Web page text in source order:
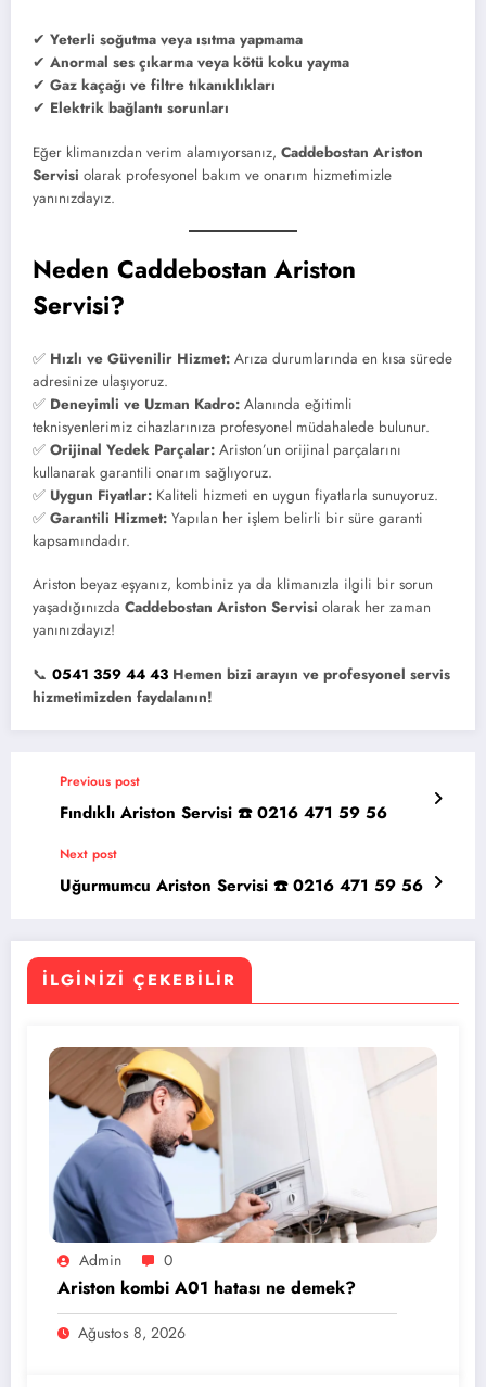
✔ Yeterli soğutma veya ısıtma yapmama
✔ Anormal ses çıkarma veya kötü koku yayma
✔ Gaz kaçağı ve filtre tıkanıklıkları
✔ Elektrik bağlantı sorunları
Eğer klimanızdan verim alamıyorsanız, Caddebostan Ariston
Servisi olarak profesyonel bakım ve onarım hizmetimizle
yanınızdayız.
Neden Caddebostan Ariston
Servisi?
✅ Hızlı ve Güvenilir Hizmet: Arıza durumlarında en kısa sürede
adresinize ulaşıyoruz.
✅ Deneyimli ve Uzman Kadro: Alanında eğitimli
teknisyenlerimiz cihazlarınıza profesyonel müdahalede bulunur.
✅ Orijinal Yedek Parçalar: Ariston’un orijinal parçalarını
kullanarak garantili onarım sağlıyoruz.
✅ Uygun Fiyatlar: Kaliteli hizmeti en uygun fiyatlarla sunuyoruz.
✅ Garantili Hizmet: Yapılan her işlem belirli bir süre garanti
kapsamındadır.
Ariston beyaz eşyanız, kombiniz ya da klimanızla ilgili bir sorun
yaşadığınızda Caddebostan Ariston Servisi olarak her zaman
yanınızdayız!
📞 0541 359 44 43 Hemen bizi arayın ve profesyonel servis
hizmetimizden faydalanın!
Previous post
Fındıklı Ariston Servisi ☎️ 0216 471 59 56
Next post
Uğurmumcu Ariston Servisi ☎️ 0216 471 59 56
İLGINIZI ÇEKEBILIR
Admin 0
Ariston kombi A01 hatası ne demek?
Ağustos 8, 2026